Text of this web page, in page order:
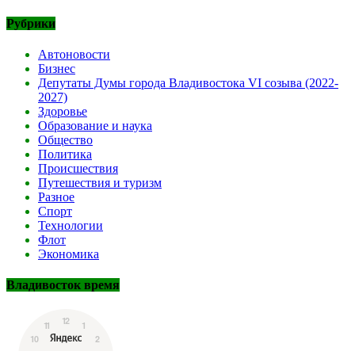
Рубрики
Автоновости
Бизнес
Депутаты Думы города Владивостока VI созыва (2022-
2027)
Здоровье
Образование и наука
Общество
Политика
Происшествия
Путешествия и туризм
Разное
Спорт
Технологии
Флот
Экономика
Владивосток время